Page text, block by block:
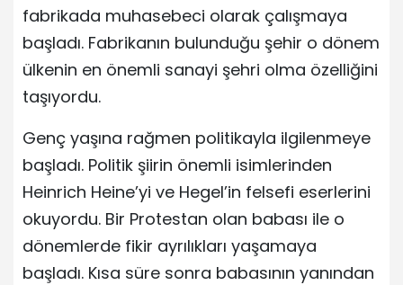
fabrikada muhasebeci olarak çalışmaya
başladı. Fabrikanın bulunduğu şehir o dönem
ülkenin en önemli sanayi şehri olma özelliğini
taşıyordu.
Genç yaşına rağmen politikayla ilgilenmeye
başladı. Politik şiirin önemli isimlerinden
Heinrich Heine’yi ve Hegel’in felsefi eserlerini
okuyordu. Bir Protestan olan babası ile o
dönemlerde fikir ayrılıkları yaşamaya
başladı. Kısa süre sonra babasının yanından